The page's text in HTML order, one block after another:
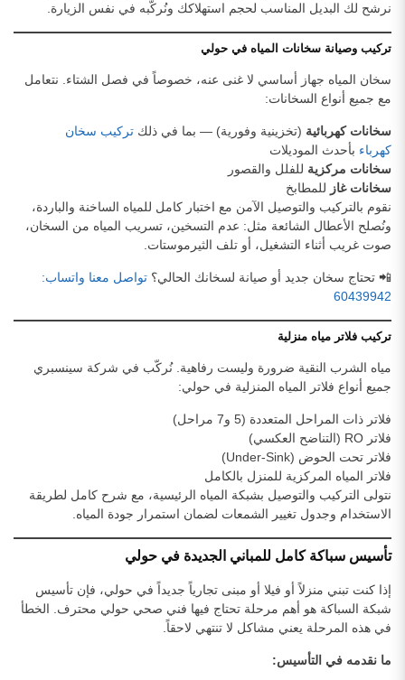
نرشح لك البديل المناسب لحجم استهلاكك ونُركّبه في نفس الزيارة.
تركيب وصيانة سخانات المياه في حولي
سخان المياه جهاز أساسي لا غنى عنه، خصوصاً في فصل الشتاء. نتعامل
مع جميع أنواع السخانات:
سخانات كهربائية (تخزينية وفورية) — بما في ذلك تركيب سخان
كهرباء بأحدث الموديلات
سخانات مركزية للفلل والقصور
سخانات غاز للمطابخ
نقوم بالتركيب والتوصيل الآمن مع اختبار كامل للمياه الساخنة والباردة،
ونُصلح الأعطال الشائعة مثل: عدم التسخين، تسريب المياه من السخان،
صوت غريب أثناء التشغيل، أو تلف الثيرموستات.
📲 تحتاج سخان جديد أو صيانة لسخانك الحالي؟ تواصل معنا واتساب:
60439942
تركيب فلاتر مياه منزلية
مياه الشرب النقية ضرورة وليست رفاهية. نُركّب في شركة سينسبري
جميع أنواع فلاتر المياه المنزلية في حولي:
فلاتر ذات المراحل المتعددة (5 و7 مراحل)
فلاتر RO (التناضح العكسي)
فلاتر تحت الحوض (Under-Sink)
فلاتر المياه المركزية للمنزل بالكامل
نتولى التركيب والتوصيل بشبكة المياه الرئيسية، مع شرح كامل لطريقة
الاستخدام وجدول تغيير الشمعات لضمان استمرار جودة المياه.
تأسيس سباكة كامل للمباني الجديدة في حولي
إذا كنت تبني منزلاً أو فيلا أو مبنى تجارياً جديداً في حولي، فإن تأسيس
شبكة السباكة هو أهم مرحلة تحتاج فيها فني صحي حولي محترف. الخطأ
في هذه المرحلة يعني مشاكل لا تنتهي لاحقاً.
ما نقدمه في التأسيس: